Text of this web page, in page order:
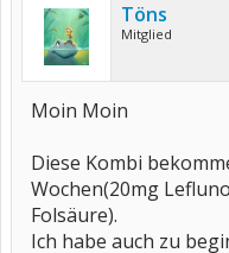
Töns
Mitglied
Moin Moin
Diese Kombi
Wochen(20mg
Folsäure).
Ich habe auch zu